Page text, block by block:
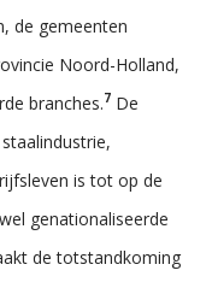
de gemeenten
Noord-Holland,
branches.7 De
is tot op de
genationaliseerde
de totstandkoming